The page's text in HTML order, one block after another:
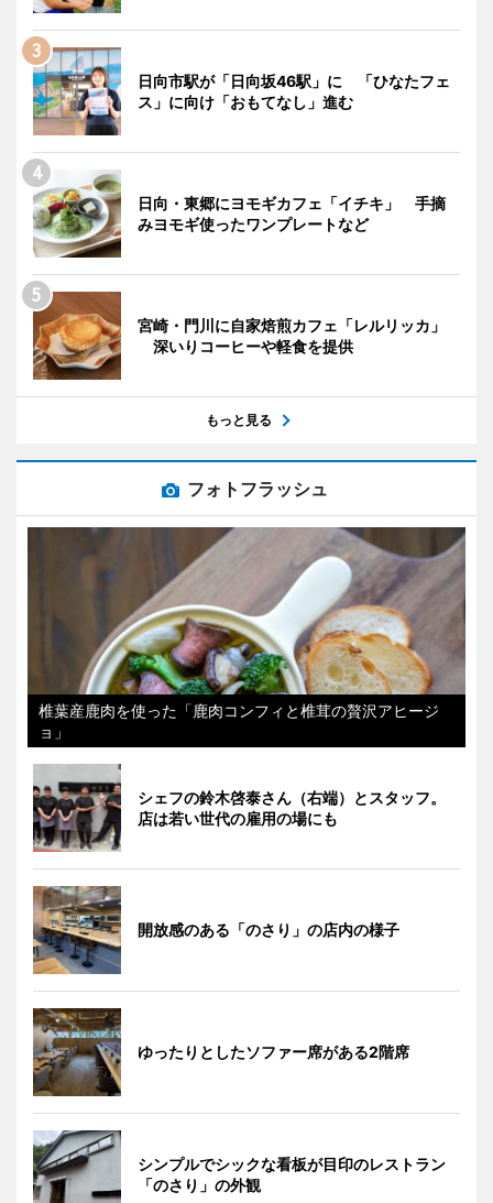
日向市駅が「日向坂46駅」に 「ひなたフェ
ス」に向け「おもてなし」進む
日向・東郷にヨモギカフェ「イチキ」 手摘
みヨモギ使ったワンプレートなど
宮崎・門川に自家焙煎カフェ「レルリッカ」
深いりコーヒーや軽食を提供
もっと見る
フォトフラッシュ
椎葉産鹿肉を使った「鹿肉コンフィと椎茸の贅沢アヒージ
ョ」
シェフの鈴木啓泰さん（右端）とスタッフ。
店は若い世代の雇用の場にも
開放感のある「のさり」の店内の様子
ゆったりとしたソファー席がある2階席
シンプルでシックな看板が目印のレストラン
「のさり」の外観